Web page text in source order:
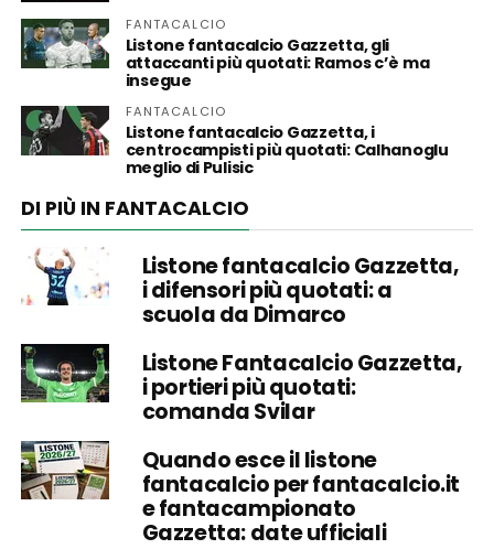
FANTACALCIO
Listone fantacalcio Gazzetta, gli
attaccanti più quotati: Ramos c’è ma
insegue
FANTACALCIO
Listone fantacalcio Gazzetta, i
centrocampisti più quotati: Calhanoglu
meglio di Pulisic
DI PIÙ IN FANTACALCIO
Listone fantacalcio Gazzetta,
i difensori più quotati: a
scuola da Dimarco
Listone Fantacalcio Gazzetta,
i portieri più quotati:
comanda Svilar
Quando esce il listone
fantacalcio per fantacalcio.it
e fantacampionato
Gazzetta: date ufficiali